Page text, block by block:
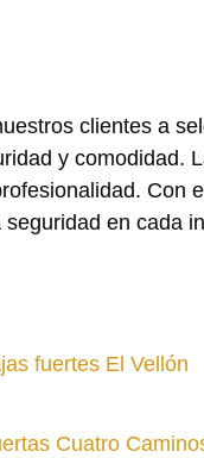
clientes a
y comodidad.
Con
en cada
fuertes El Vellón
Cuatro